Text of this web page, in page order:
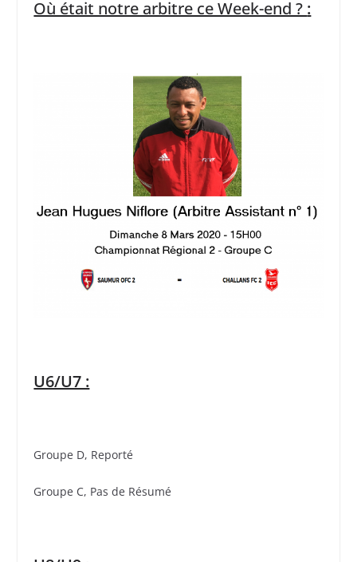
Où était notre arbitre ce Week-end ? :
U6/U7 :
Groupe D, Reporté
Groupe C, Pas de Résumé